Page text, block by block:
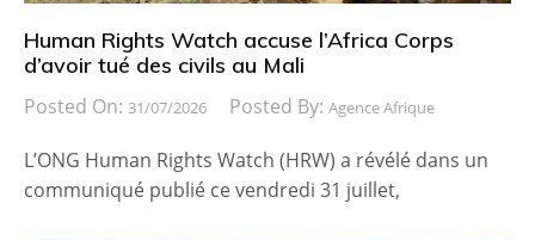
Human Rights Watch accuse l’Africa Corps
d’avoir tué des civils au Mali
Posted On: 31/07/2026 Posted By: Agence Afrique
L’ONG Human Rights Watch (HRW) a révélé dans un
communiqué publié ce vendredi 31 juillet,